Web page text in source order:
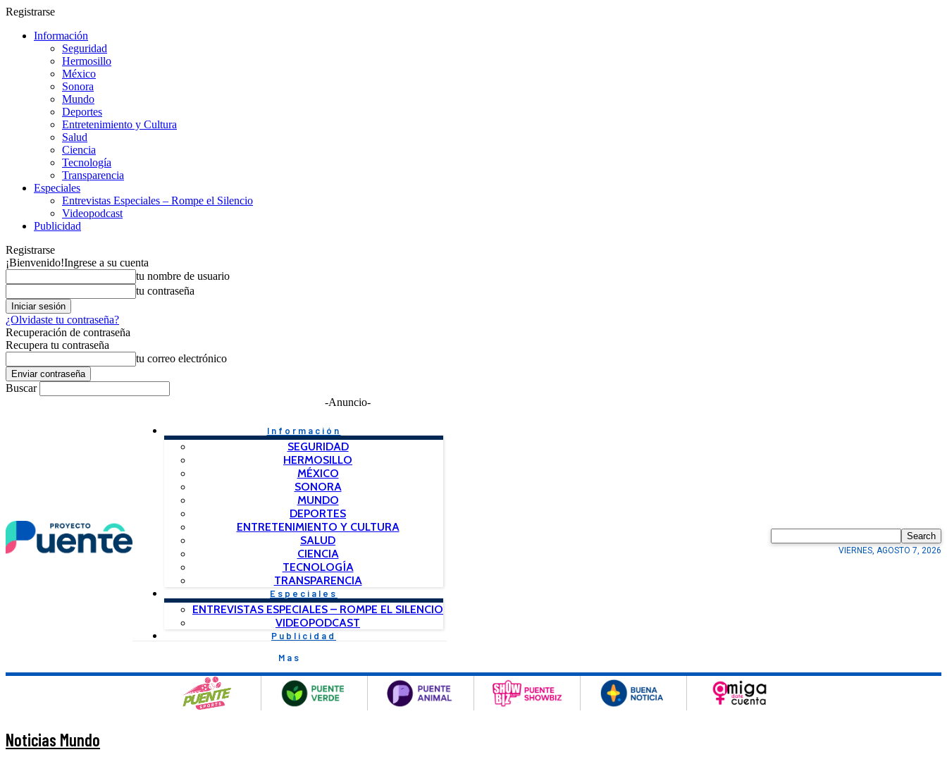
Registrarse
Información
Seguridad
Hermosillo
México
Sonora
Mundo
Deportes
Entretenimiento y Cultura
Salud
Ciencia
Tecnología
Transparencia
Especiales
Entrevistas Especiales – Rompe el Silencio
Videopodcast
Publicidad
Registrarse
¡Bienvenido!Ingrese a su cuenta
tu nombre de usuario
tu contraseña
¿Olvidaste tu contraseña?
Recuperación de contraseña
Recupera tu contraseña
tu correo electrónico
Buscar
-Anuncio-
Información
SEGURIDAD
HERMOSILLO
MÉXICO
SONORA
MUNDO
DEPORTES
ENTRETENIMIENTO Y CULTURA
SALUD
CIENCIA
TECNOLOGÍA
TRANSPARENCIA
Especiales
ENTREVISTAS ESPECIALES – ROMPE EL SILENCIO
VIDEOPODCAST
Publicidad
Mas
Search
VIERNES, AGOSTO 7, 2026
Noticias Mundo